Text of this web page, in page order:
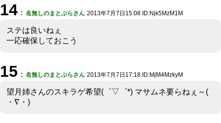
14 ： 名無しのまとぷらさん 2013年7月7日15:08 ID:Njk5MzM1M
ステは良いねぇ
一応確保しておこう
15 ： 名無しのまとぷらさん 2013年7月7日17:18 ID:MjM4MzkyM
望月姉さんのスキラゲ希望(゜▽゜*) マサムネ要らねぇ～(
・∇・)